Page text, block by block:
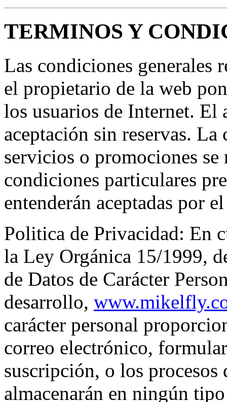
TERMINOS Y
Las condiciones generales
el propietario de la web
los usuarios de Internet. El
aceptación sin reservas. La
servicios o promociones se
condiciones particulares
entenderán aceptadas por
Politica de Privacidad: En
la Ley Orgánica 15/1999,
de Datos de Carácter
desarrollo,
carácter personal
correo electrónico,
suscripción, o los procesos
almacenarán en ningún